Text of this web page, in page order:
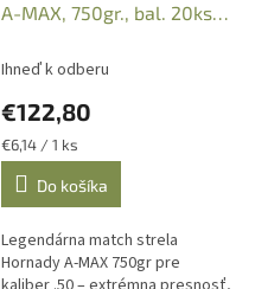
A-MAX, 750gr., bal. 20ks,
Ihneď k odberu
€122,80
Jednotková
cena:
€6,14 / 1 ks
Do košíka
Legendárna match strela
Hornady A-MAX 750gr pre